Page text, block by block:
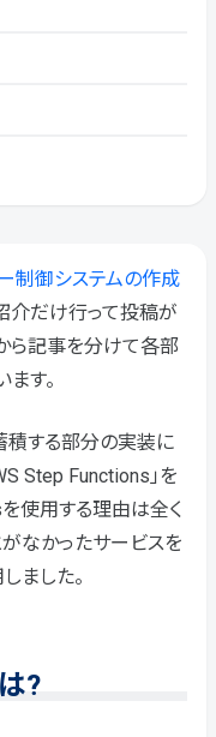
制御システムの作成
介だけ行って投稿が
ら記事を分けて各部
す。
する部分の実装に
Step Functions」を
使用する理由は全く
がなかったサービスを
ました。
?